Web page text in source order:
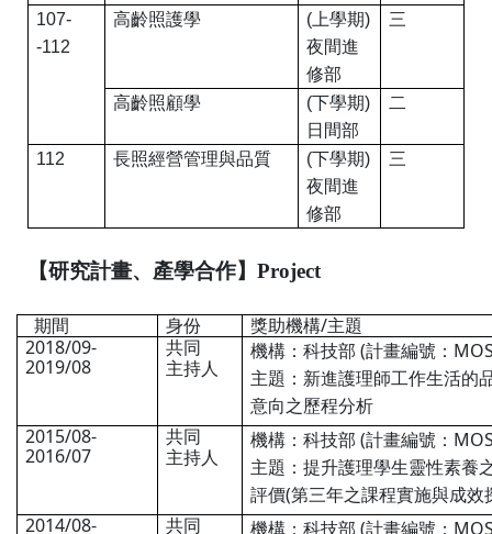
107-
-112
高齡照護學 ( 上學期)
夜間進
修部
三
高齡照顧學 (下學期)
日間部
二
112 長照經營管理與品質 (下學期)
夜間進
修部
三
【研究計畫、產學合作】 Project
期間 身份 獎助機構/主題
2018/09-
2019/08
共同
主持人
機構：科技部 (計畫編號：
主題：新進護理師工作生活的
意向之歷程分析
2015/08-
2016/07
共同
主持人
機構：科技部 (計畫編號：
主題：提升護理學生靈性素養
評價(第三年之課程實施與成效
2014/08-
共同
機構：科技部 (計畫編號：